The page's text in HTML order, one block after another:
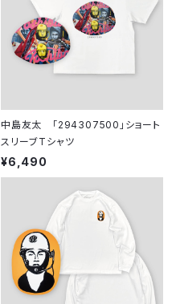
中島友太 「294307500」ショート
スリーブTシャツ
¥6,490